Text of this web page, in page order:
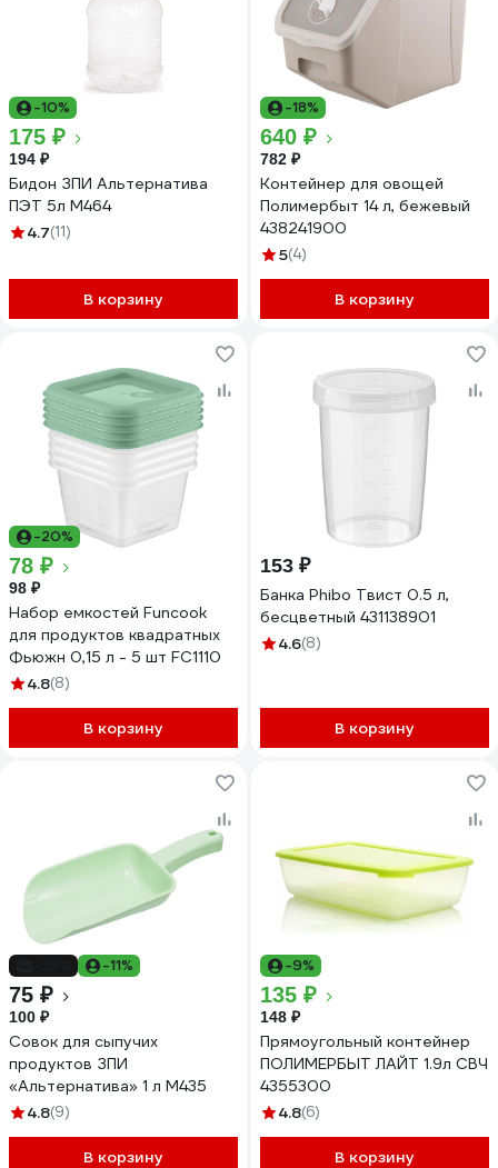
-10%
175 ₽
194 ₽
Бидон ЗПИ Альтернатива
ПЭТ 5л М464
4.7(11)
В корзину
-18%
640 ₽
782 ₽
Контейнер для овощей
Полимербыт 14 л, бежевый
438241900
5(4)
В корзину
-20%
78 ₽
98 ₽
Набор емкостей Funcook
для продуктов квадратных
Фьюжн 0,15 л - 5 шт FC1110
4.8(8)
В корзину
153 ₽
Банка Phibo Твист 0.5 л,
бесцветный 431138901
4.6(8)
В корзину
-11%
75 ₽
100 ₽
Совок для сыпучих
продуктов ЗПИ
«Альтернатива» 1 л М435
4.8(9)
В корзину
-9%
135 ₽
148 ₽
Прямоугольный контейнер
ПОЛИМЕРБЫТ ЛАЙТ 1.9л СВЧ
4355300
4.8(6)
В корзину